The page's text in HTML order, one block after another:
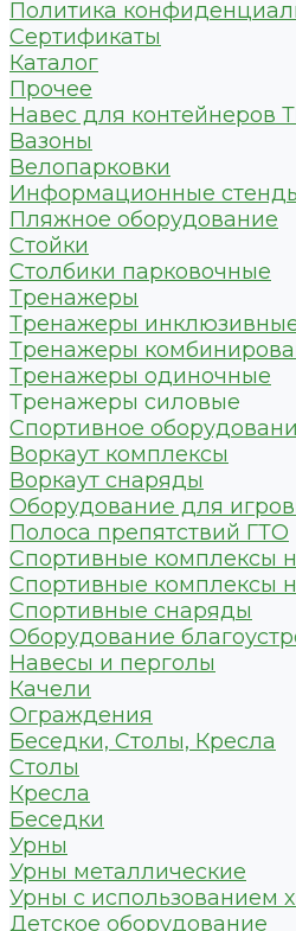
Политика
Сертификаты
Каталог
Прочее
Навес для контейнеров
Вазоны
Велопарковки
Информационные
Пляжное оборудование
Стойки
Столбики парковочные
Тренажеры
Тренажеры
Тренажеры
Тренажеры одиночные
Тренажеры силовые
Спортивное
Воркаут комплексы
Воркаут снаряды
Оборудование для
Полоса препятствий ГТО
Спортивные комплексы
Спортивные комплексы
Спортивные снаряды
Оборудование
Навесы и перголы
Качели
Ограждения
Беседки, Столы, Кресла
Столы
Кресла
Беседки
Урны
Урны металлические
Урны с использованием
Детское оборудование